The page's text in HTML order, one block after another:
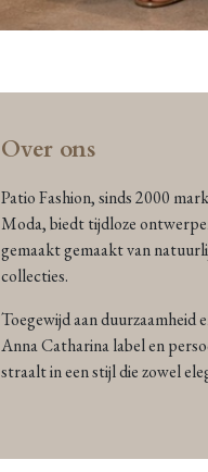
Over ons
Patio Fashion, sinds 2000
Moda, biedt tijdloze
gemaakt gemaakt van
collecties.
Toegewijd aan duurzaamheid
Anna Catharina label en
straalt in een stijl die zowel